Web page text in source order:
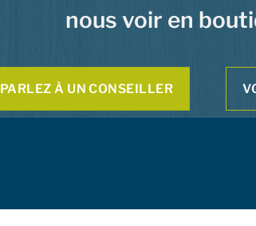
nous voir en
PARLEZ À UN CONSEILLER